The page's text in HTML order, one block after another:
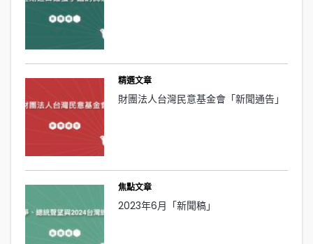
精選文章
財團法人台灣民意基金會「新聞通告」
焦點文章
2023年6月「新聞稿」